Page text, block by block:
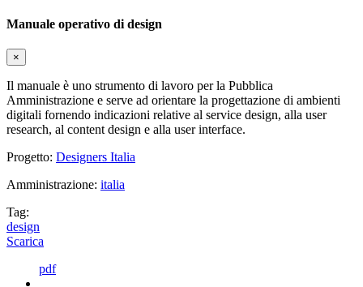
Manuale operativo di design
×
Il manuale è uno strumento di lavoro per la Pubblica
Amministrazione e serve ad orientare la progettazione di ambienti
digitali fornendo indicazioni relative al service design, alla user
research, al content design e alla user interface.
Progetto: Designers Italia
Amministrazione: italia
Tag:
design
Scarica
pdf